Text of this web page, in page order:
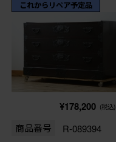
これからリペア予定品
¥178,200 (税込)
商品番号 R-089394